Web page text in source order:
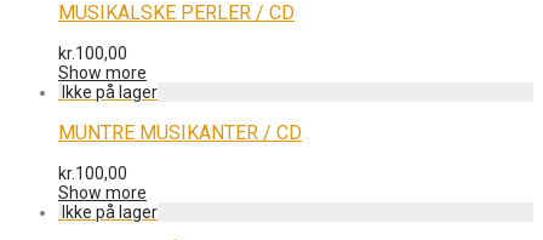
MUSIKALSKE PERLER / CD
kr.100,00
Show more
MUNTRE MUSIKANTER / CD
kr.100,00
Show more